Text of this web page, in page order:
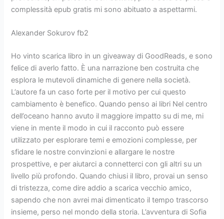
complessità epub gratis mi sono abituato a aspettarmi.
Alexander Sokurov fb2
Ho vinto scarica libro in un giveaway di GoodReads, e sono
felice di averlo fatto. È una narrazione ben costruita che
esplora le mutevoli dinamiche di genere nella società.
L’autore fa un caso forte per il motivo per cui questo
cambiamento è benefico. Quando penso ai libri Nel centro
dell’oceano hanno avuto il maggiore impatto su di me, mi
viene in mente il modo in cui il racconto può essere
utilizzato per esplorare temi e emozioni complesse, per
sfidare le nostre convinzioni e allargare le nostre
prospettive, e per aiutarci a connetterci con gli altri su un
livello più profondo. Quando chiusi il libro, provai un senso
di tristezza, come dire addio a scarica vecchio amico,
sapendo che non avrei mai dimenticato il tempo trascorso
insieme, perso nel mondo della storia. L’avventura di Sofia